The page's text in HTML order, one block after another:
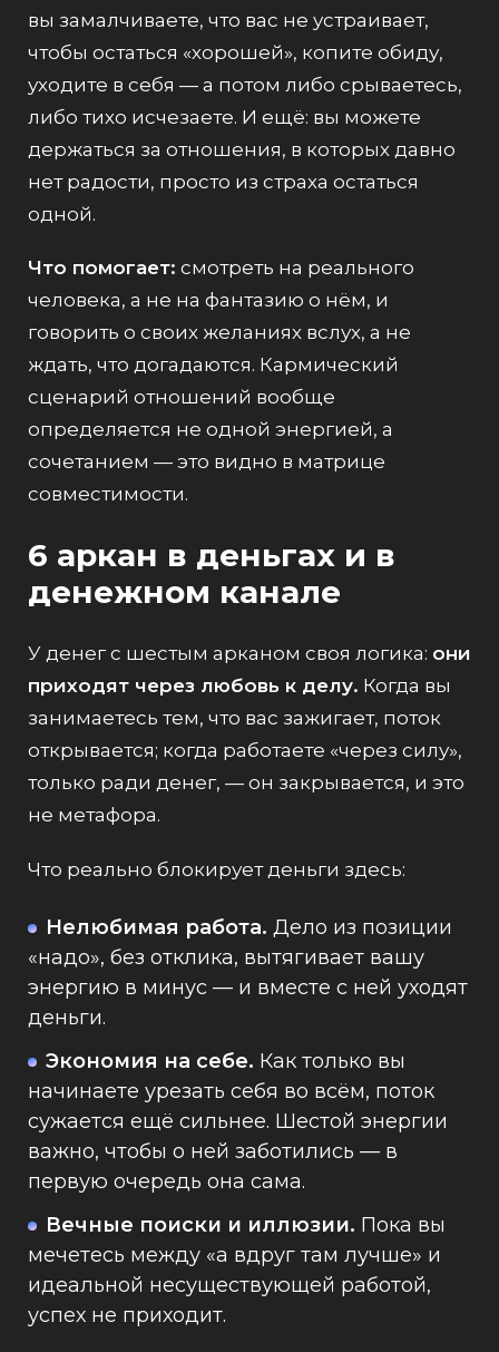
вы замалчиваете, что вас не устраивает,
чтобы остаться «хорошей», копите обиду,
уходите в себя — а потом либо срываетесь,
либо тихо исчезаете. И ещё: вы можете
держаться за отношения, в которых давно
нет радости, просто из страха остаться
одной.
Что помогает: смотреть на реального
человека, а не на фантазию о нём, и
говорить о своих желаниях вслух, а не
ждать, что догадаются. Кармический
сценарий отношений вообще
определяется не одной энергией, а
сочетанием — это видно в матрице
совместимости.
6 аркан в деньгах и в
денежном канале
У денег с шестым арканом своя логика: они
приходят через любовь к делу. Когда вы
занимаетесь тем, что вас зажигает, поток
открывается; когда работаете «через силу»,
только ради денег, — он закрывается, и это
не метафора.
Что реально блокирует деньги здесь:
Нелюбимая работа. Дело из позиции
«надо», без отклика, вытягивает вашу
энергию в минус — и вместе с ней уходят
деньги.
Экономия на себе. Как только вы
начинаете урезать себя во всём, поток
сужается ещё сильнее. Шестой энергии
важно, чтобы о ней заботились — в
первую очередь она сама.
Вечные поиски и иллюзии. Пока вы
мечетесь между «а вдруг там лучше» и
идеальной несуществующей работой,
успех не приходит.